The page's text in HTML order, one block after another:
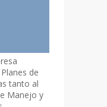
de
tanto al
Manejo y